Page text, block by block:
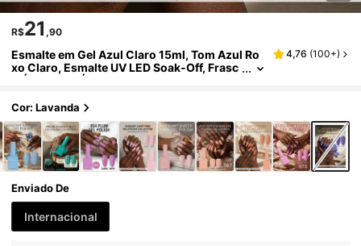
R$21 ,90
Esmalte em Gel Azul Claro 15ml, Tom Azul Ro
xo Claro, Esmalte UV LED Soak-Off, Frasc
o Único Cor Única, Qualidade Profissional
mântico de Primavera, Suprimentos de Cuida
dos com as Unhas DIY para Casa, Óleo de Unh
a de Alto Brilho
4,76 (100+)
Cor: Lavanda
Enviado De
Internacional